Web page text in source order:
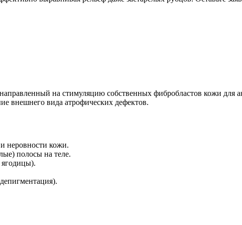
на стимуляцию собственных фибробластов кожи для
внешнего вида атрофических дефектов.
неровности кожи.
полосы на теле.
ягодицы).